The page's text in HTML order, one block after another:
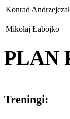
Konrad
Mikołaj Łabojko
PLAN
Treningi: